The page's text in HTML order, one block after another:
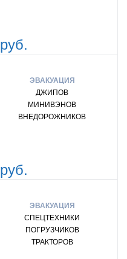
руб.
ЭВАКУАЦИЯ
ДЖИПОВ
МИНИВЭНОВ
ВНЕДОРОЖНИКОВ
руб.
ЭВАКУАЦИЯ
СПЕЦТЕХНИКИ
ПОГРУЗЧИКОВ
ТРАКТОРОВ